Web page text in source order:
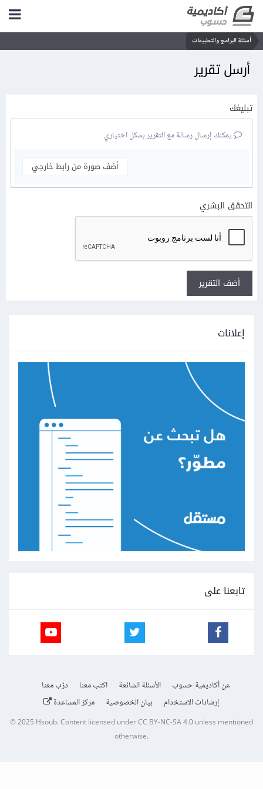
أسئلة البرامج والتطبيقات
أرسل تقرير
تبليغك
يمكنك إرسال رسالة مع التقرير بشكل اختياري
أضف صورة من رابط خارجي
التحقق البشري
أضف التقرير
إعلانات
تابعنا على
عن أكاديمية حسوب الأسئلة الشائعة اكتب معنا
درّب معنا
إرشادات الاستخدام
بيان الخصوصية مركز المساعدة
© 2025 Hsoub.Content licensed underCC BY-NC-SA 4.0unless mentioned
otherwise.